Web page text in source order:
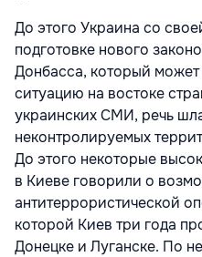
До этого Украина со
подготовке нового
Донбасса, который может
ситуацию на востоке
украинских СМИ, речь
неконтролируемых
До этого некоторые
в Киеве говорили о
антитеррористической
которой Киев три года
Донецке и Луганске. По